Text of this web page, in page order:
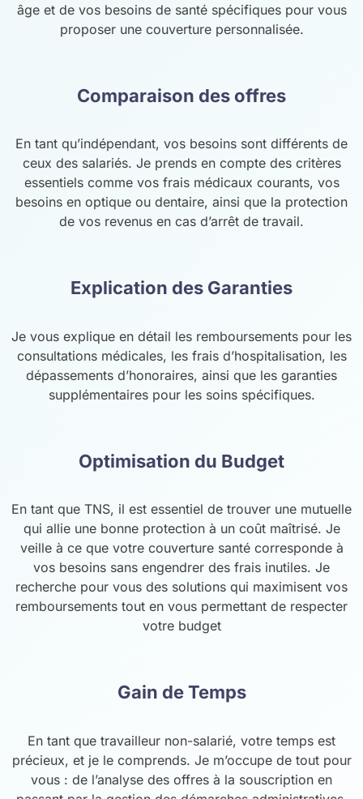
âge et de vos besoins de santé spécifiques pour vous
proposer une couverture personnalisée.
Comparaison des offres
En tant qu’indépendant, vos besoins sont différents de
ceux des salariés. Je prends en compte des critères
essentiels comme vos frais médicaux courants, vos
besoins en optique ou dentaire, ainsi que la protection
de vos revenus en cas d’arrêt de travail.
Explication des Garanties
Je vous explique en détail les remboursements pour les
consultations médicales, les frais d’hospitalisation, les
dépassements d’honoraires, ainsi que les garanties
supplémentaires pour les soins spécifiques.
Optimisation du Budget
En tant que TNS, il est essentiel de trouver une mutuelle
qui allie une bonne protection à un coût maîtrisé. Je
veille à ce que votre couverture santé corresponde à
vos besoins sans engendrer des frais inutiles. Je
recherche pour vous des solutions qui maximisent vos
remboursements tout en vous permettant de respecter
votre budget
Gain de Temps
En tant que travailleur non-salarié, votre temps est
précieux, et je le comprends. Je m’occupe de tout pour
vous : de l’analyse des offres à la souscription en